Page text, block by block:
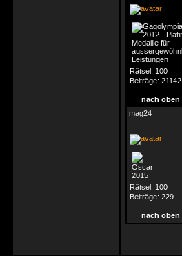
Rätsel: 100
Beiträge: 21142
nach oben
mag24
Rätsel: 100
Beiträge: 229
nach oben